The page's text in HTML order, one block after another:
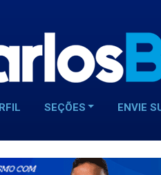
SEÇÕES ENVIE